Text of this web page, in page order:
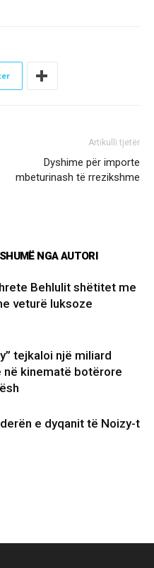
Artikulli tjetër
Dyshime për importe
mbeturinash të rrezikshme
NGA AUTORI
Behlulit shëtitet me
veturë luksoze
tejkaloi një miliard
në kinematë botërore
e dyqanit të Noizy-t